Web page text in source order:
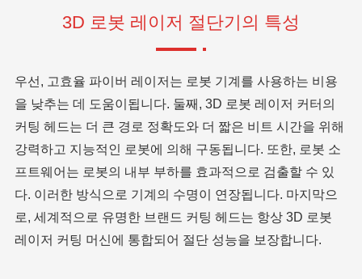
3D 로봇 레이저 절단기의 특성
우선, 고효율 파이버 레이저는 로봇 기계를 사용하는 비용
을 낮추는 데 도움이됩니다. 둘째, 3D 로봇 레이저 커터의
커팅 헤드는 더 큰 경로 정확도와 더 짧은 비트 시간을 위해
강력하고 지능적인 로봇에 의해 구동됩니다. 또한, 로봇 소
프트웨어는 로봇의 내부 부하를 효과적으로 검출할 수 있
다. 이러한 방식으로 기계의 수명이 연장됩니다. 마지막으
로, 세계적으로 유명한 브랜드 커팅 헤드는 항상 3D 로봇
레이저 커팅 머신에 통합되어 절단 성능을 보장합니다.